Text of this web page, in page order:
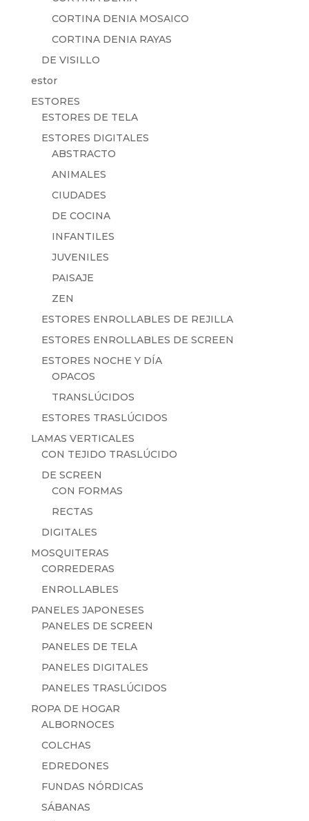
CORTINA DENIA MOSAICO
CORTINA DENIA RAYAS
DE VISILLO
estor
ESTORES
ESTORES DE TELA
ESTORES DIGITALES
ABSTRACTO
ANIMALES
CIUDADES
DE COCINA
INFANTILES
JUVENILES
PAISAJE
ZEN
ESTORES ENROLLABLES DE REJILLA
ESTORES ENROLLABLES DE SCREEN
ESTORES NOCHE Y DÍA
OPACOS
TRANSLÚCIDOS
ESTORES TRASLÚCIDOS
LAMAS VERTICALES
CON TEJIDO TRASLÚCIDO
DE SCREEN
CON FORMAS
RECTAS
DIGITALES
MOSQUITERAS
CORREDERAS
ENROLLABLES
PANELES JAPONESES
PANELES DE SCREEN
PANELES DE TELA
PANELES DIGITALES
PANELES TRASLÚCIDOS
ROPA DE HOGAR
ALBORNOCES
COLCHAS
EDREDONES
FUNDAS NÓRDICAS
SÁBANAS